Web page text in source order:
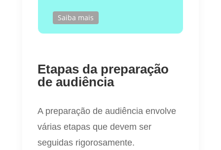
Saiba mais
Etapas da preparação
de audiência
A preparação de audiência envolve
várias etapas que devem ser
seguidas rigorosamente.